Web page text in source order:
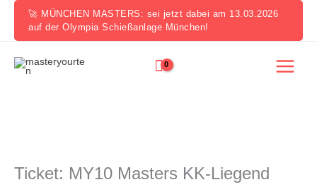
springen
🚀 MÜNCHEN MASTERS: sei jetzt dabei am 13.03.2026
auf der Olympia Schießanlage München!
Ticket: MY10 Masters KK-Liegend
Masters
KK-